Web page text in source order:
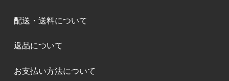
配送・送料について
返品について
お支払い方法について